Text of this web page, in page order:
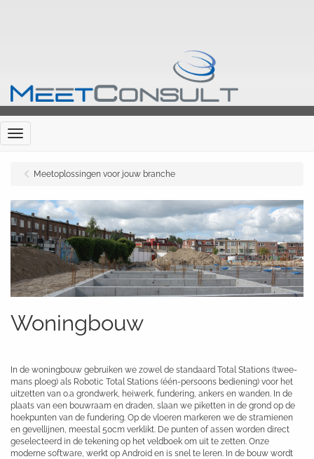
Menu
Meetoplossingen voor jouw branche
Woningbouw
In de woningbouw gebruiken we zowel de standaard Total Stations (twee-
mans ploeg) als Robotic Total Stations (één-persoons bediening) voor het
uitzetten van o.a grondwerk, heiwerk, fundering, ankers en wanden. In de
plaats van een bouwraam en draden, slaan we piketten in de grond op de
hoekpunten van de fundering. Op de vloeren markeren we de stramienen
en gevellijnen, meestal 50cm verklikt. De punten of assen worden direct
geselecteerd in de tekening op het veldboek om uit te zetten. Onze
moderne software, werkt op Android en is snel te leren. In de bouw wordt